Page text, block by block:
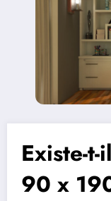
Existe-
90 x